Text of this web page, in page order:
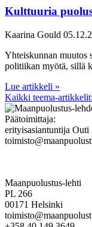
Kulttuuria
Kaarina Gould
Yhteiskunnan muutos
politiikan myötä, sillä
Lue artikkeli »
Kaikki teema-
Päätoimittaja:
erityisasiantuntija Outi
Maanpuolustus-lehti
PL 266
00171 Helsinki